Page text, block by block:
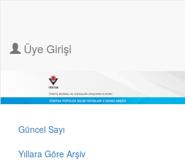
Üye Girişi
Güncel Sayı
Yıllara Göre Arşiv